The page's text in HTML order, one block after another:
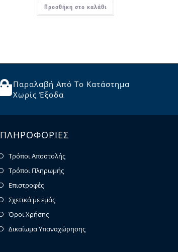
Προσθήκη στο καλάθι
Παραλαβή Από Το Κατάστημα
Χωρίς Έξοδα
ΠΛΗΡΟΦΟΡΙΕΣ
Τρόποι Αποστολής
Τρόποι Πληρωμής
Επιστροφές
Σχετικά με εμάς
Όροι Χρήσης
Δικαίωμα Υπαναχώρησης